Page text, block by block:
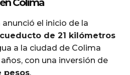
Colima
el inicio de la
de 21 kilómetros
a la ciudad de Colima
con una inversión de
pesos.